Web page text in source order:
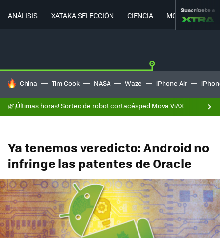
ANÁLISIS XATAKA SELECCIÓN CIENCIA MOVILIDAD
Suscríbete a
HOY SE HABLA DE
China Tim Cook NASA Waze iPhone Air
🌿¡Últimas horas! Sorteo de robot cortacésped Mova ViAX
Ya tenemos veredicto: Android no
infringe las patentes de Oracle